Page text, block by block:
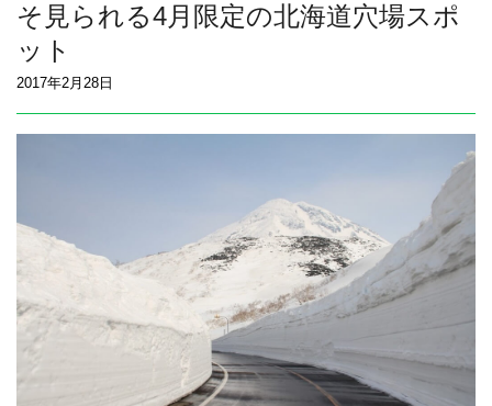
そ見られる4月限定の北海道穴場スポ
ット
2017年2月28日